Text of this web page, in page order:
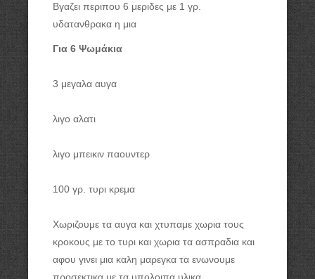
Βγαζει περιπου 6 μεριδες με 1 γρ.
υδατανθρακα η μια
Για 6 Ψωμάκια
3 μεγαλα αυγα
λιγο αλατι
λιγο μπεικιν παουντερ
100 γρ. τυρι κρεμα
Χωριζουμε τα αυγα και χτυπαμε χωρια τους
κροκους με το τυρι και χωρια τα ασπραδια και
αφου γινει μια καλη μαρεγκα τα ενωνουμε